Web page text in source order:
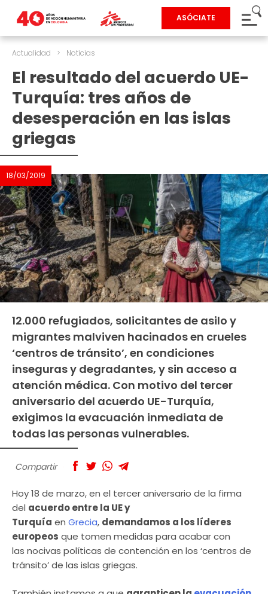
ASÓCIATE
Actualidad > Noticias
El resultado del acuerdo UE-
Turquía: tres años de
desesperación en las islas
griegas
18/03/2019
12.000 refugiados, solicitantes de asilo y
migrantes malviven hacinados en crueles
‘centros de tránsito’, en condiciones
inseguras y degradantes, y sin acceso a
atención médica. Con motivo del tercer
aniversario del acuerdo UE-Turquía,
exigimos la evacuación inmediata de
todas las personas vulnerables.
Compartir
Hoy 18 de marzo, en el tercer aniversario de la firma
del acuerdo entre la UE y
Turquía en Grecia, demandamos a los líderes
europeos que tomen medidas para acabar con
las nocivas políticas de contención en los ‘centros de
tránsito’ de las islas griegas.